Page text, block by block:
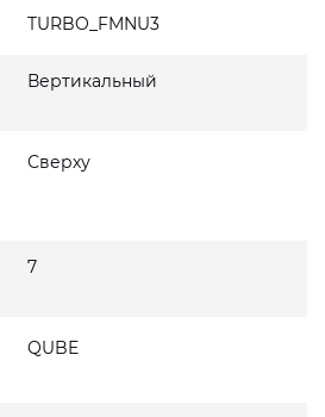
TURBO_FMNU3
Вертикальный
Сверху
7
QUBE